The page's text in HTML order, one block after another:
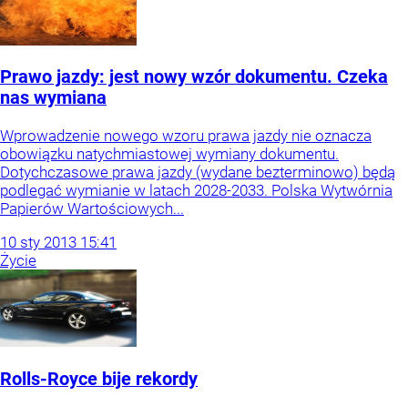
Prawo jazdy: jest nowy wzór dokumentu. Czeka
nas wymiana
Wprowadzenie nowego wzoru prawa jazdy nie oznacza
obowiązku natychmiastowej wymiany dokumentu.
Dotychczasowe prawa jazdy (wydane bezterminowo) będą
podlegać wymianie w latach 2028-2033. Polska Wytwórnia
Papierów Wartościowych...
10 sty 2013 15:41
Życie
Rolls-Royce bije rekordy